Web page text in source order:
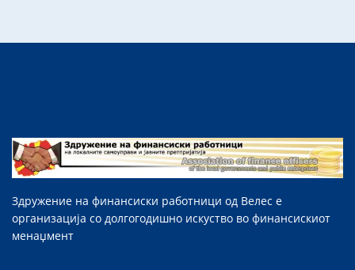
Здружение на финансиски работници од Велес е
организација со долгогодишно искуство во финансискиот
менаџмент